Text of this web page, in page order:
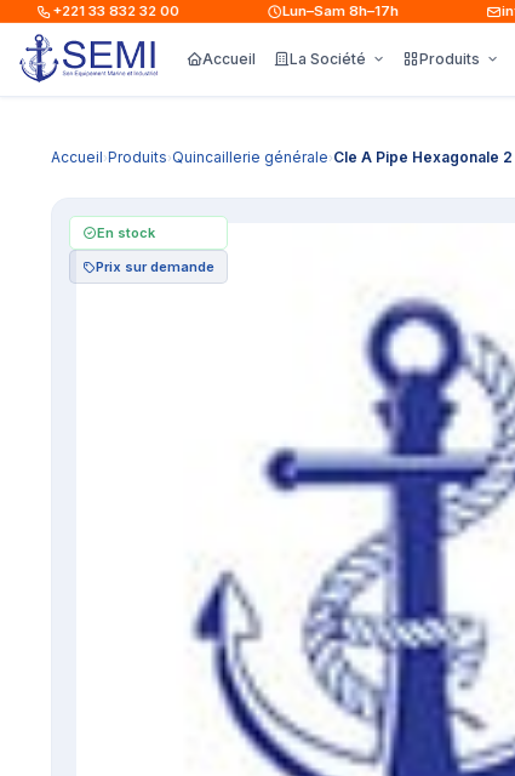
+221 33 832 32 00 Lun–Sam 8h–17h
Accueil La Société Produits
Accueil›Produits›Quincaillerie générale›Cle A Pipe Hexagonale
En stock
Prix sur demande